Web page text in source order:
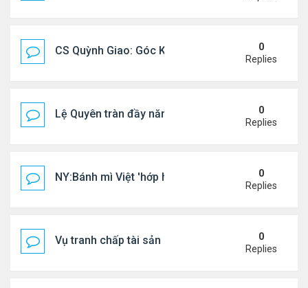
CS Quỳnh Giao: Góc Khuất Của Căn Bệnh Đoạt
0
Replies
Lệ Quyên tràn đầy năng lượng tại Mỹ
0
Replies
NY:Bánh mì Việt 'hớp hồn' thực khách Mỹ
0
Replies
Vụ tranh chấp tài sản của dv Đức Tiến
0
Replies